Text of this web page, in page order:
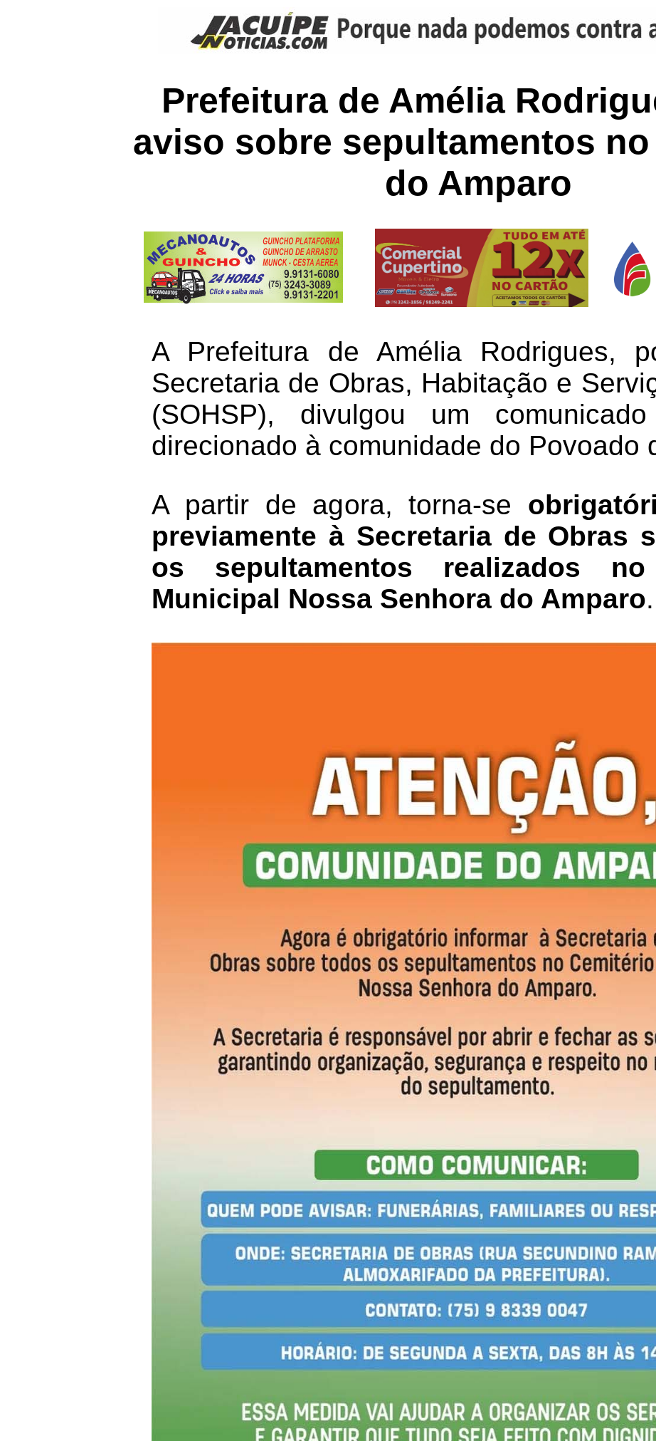
Prefeitura de Amélia
aviso sobre sepultamentos
do Amparo
A Prefeitura de Amélia Rodrigues,
Secretaria de Obras, Habitação e
(SOHSP), divulgou um
direcionado à comunidade do Povoado
A partir de agora, torna-se
previamente à Secretaria de Obras
os sepultamentos realizados no
Municipal Nossa Senhora do Amparo.